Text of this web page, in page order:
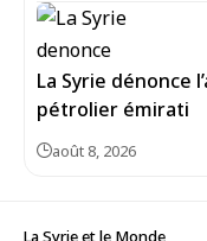
La Syrie dénonce
pétrolier émirati
août 8, 2026
La Syrie et le Monde